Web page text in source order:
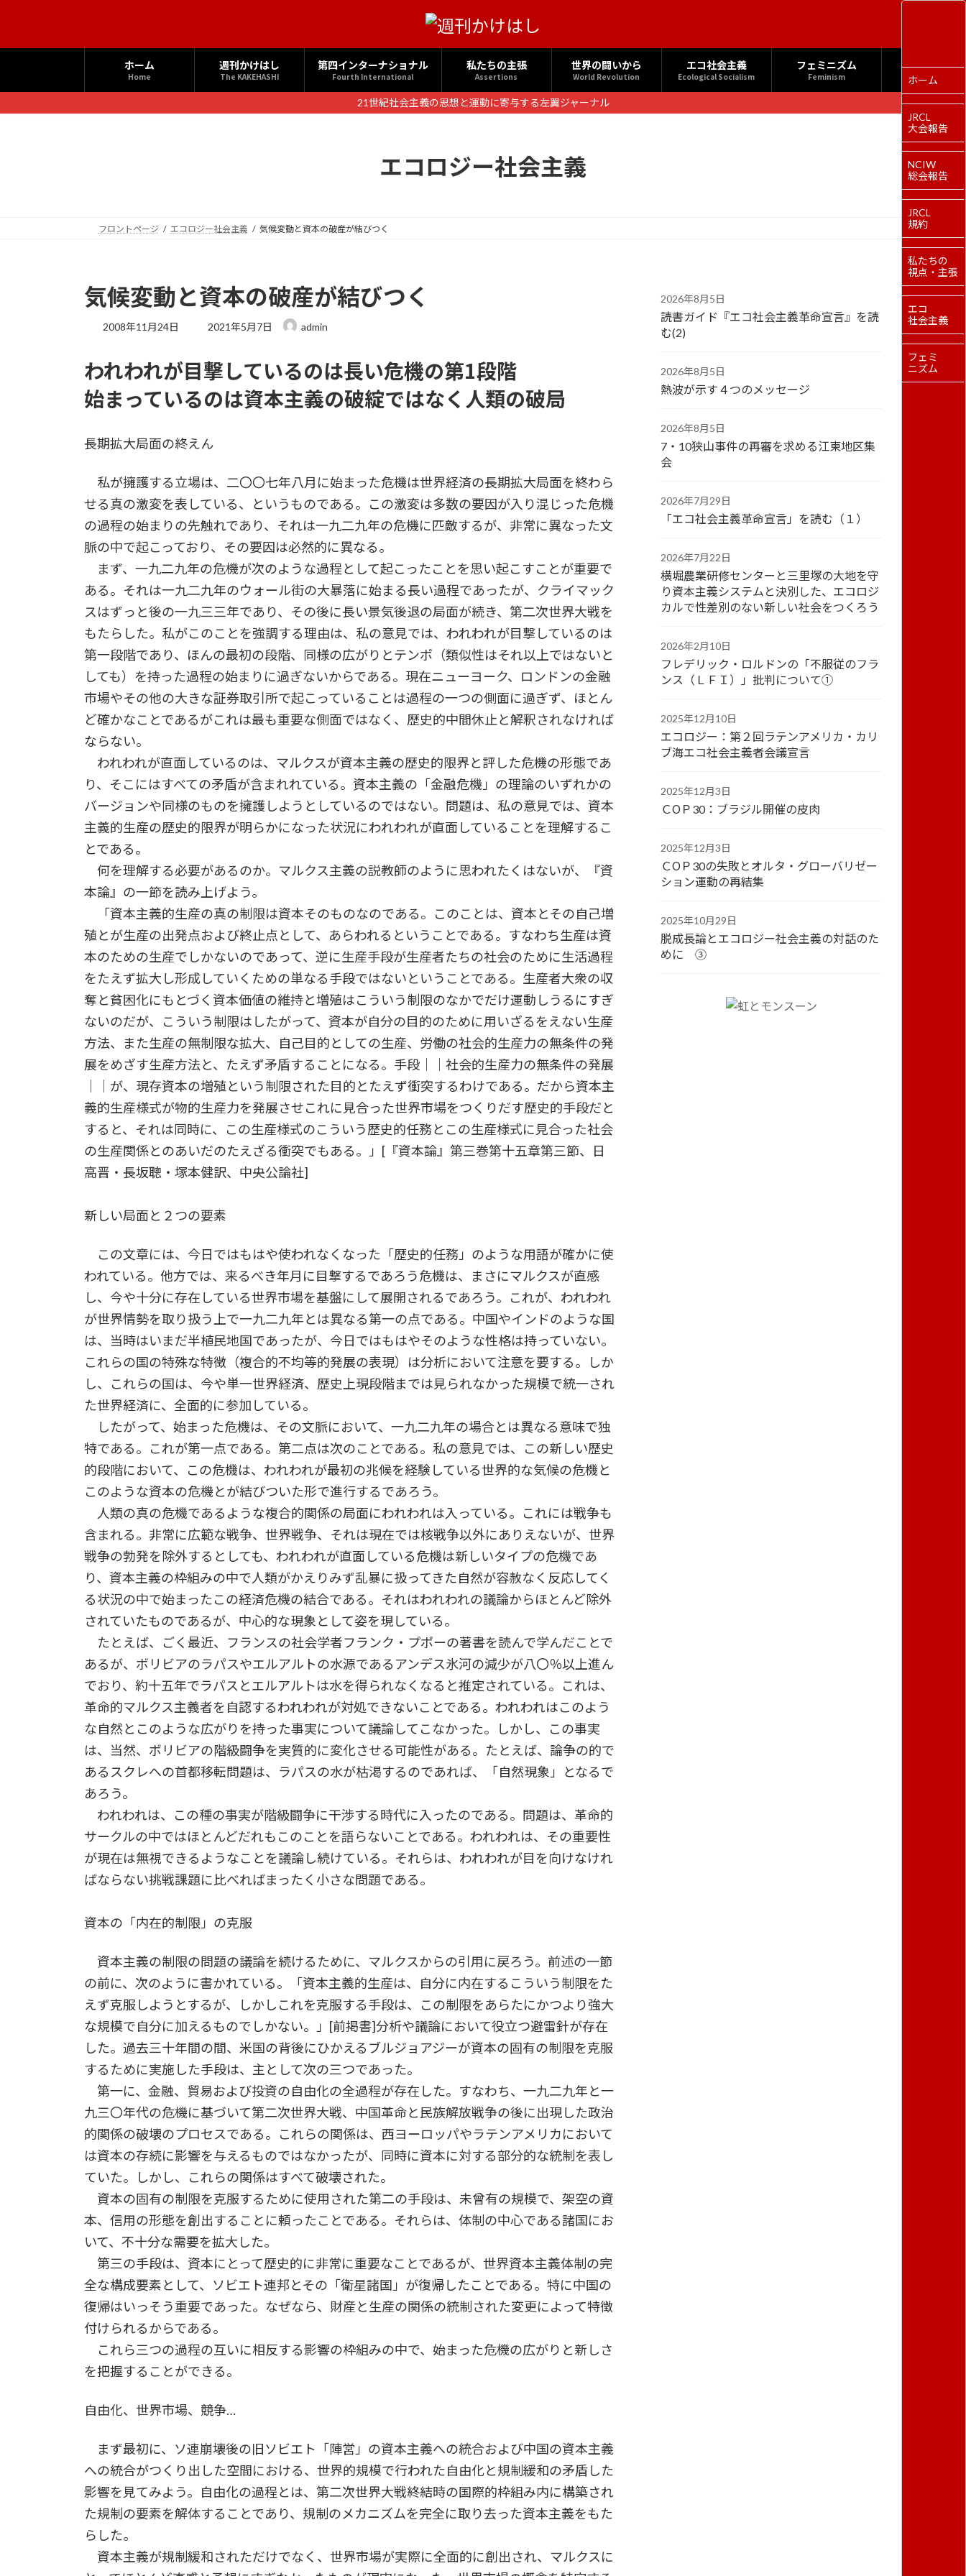
へ
ス
ョ
ン
ホーム
Home
週刊かけはし
The KAKEHASHI
第四インターナショナル
Fourth International
私たちの主張
Assertions
世界の闘いから
World Revolution
エコ社会主義
Ecological Socialism
フェミニズム
Feminism
21世紀社会主義の思想と運動に寄与する左翼ジャーナル
エコロジー社会主義
フロントページ エコロジー社会主義 気候変動と資本の破産が結びつく
気候変動と資本の破産が結びつく
2008年11月24日
最
新
日
時
:
2021年5月7日 admin
われわれが目撃しているのは長い危機の第1段階
始まっているのは資本主義の破綻ではなく人類の破局
長期拡大局面の終えん
私が擁護する立場は、二〇〇七年八月に始まった危機は世界経済の長期拡大局面を終わら
せる真の激変を表している、というものである。この激変は多数の要因が入り混じった危機
の過程の始まりの先触れであり、それは一九二九年の危機に匹敵するが、非常に異なった文
脈の中で起こっており、その要因は必然的に異なる。
まず、一九二九年の危機が次のような過程として起こったことを思い起こすことが重要で
ある。それは一九二九年のウォール街の大暴落に始まる長い過程であったが、クライマック
スはずっと後の一九三三年であり、その後に長い景気後退の局面が続き、第二次世界大戦を
もたらした。私がこのことを強調する理由は、私の意見では、われわれが目撃しているのは
第一段階であり、ほんの最初の段階、同様の広がりとテンポ（類似性はそれ以上ではないと
しても）を持った過程の始まりに過ぎないからである。現在ニューヨーク、ロンドンの金融
市場やその他の大きな証券取引所で起こっていることは過程の一つの側面に過ぎず、ほとん
ど確かなことであるがこれは最も重要な側面ではなく、歴史的中間休止と解釈されなければ
ならない。
われわれが直面しているのは、マルクスが資本主義の歴史的限界と評した危機の形態であ
り、そこにはすべての矛盾が含まれれている。資本主義の「金融危機」の理論のいずれかの
バージョンや同様のものを擁護しようとしているのではない。問題は、私の意見では、資本
主義的生産の歴史的限界が明らかになった状況にわれわれが直面していることを理解するこ
とである。
何を理解する必要があるのか。マルクス主義の説教師のように思われたくはないが、『資
本論』の一節を読み上げよう。
「資本主義的生産の真の制限は資本そのものなのである。このことは、資本とその自己増
殖とが生産の出発点および終止点として、あらわれるということである。すなわち生産は資
本のための生産でしかないのであって、逆に生産手段が生産者たちの社会のために生活過程
をたえず拡大し形成していくための単なる手段ではないということである。生産者大衆の収
奪と貧困化にもとづく資本価値の維持と増殖はこういう制限のなかでだけ運動しうるにすぎ
ないのだが、こういう制限はしたがって、資本が自分の目的のために用いざるをえない生産
方法、また生産の無制限な拡大、自己目的としての生産、労働の社会的生産力の無条件の発
展をめざす生産方法と、たえず矛盾することになる。手段││社会的生産力の無条件の発展
││が、現存資本の増殖という制限された目的とたえず衝突するわけである。だから資本主
義的生産様式が物的生産力を発展させこれに見合った世界市場をつくりだす歴史的手段だと
すると、それは同時に、この生産様式のこういう歴史的任務とこの生産様式に見合った社会
の生産関係とのあいだのたえざる衝突でもある。」[『資本論』第三巻第十五章第三節、日
高晋・長坂聰・塚本健訳、中央公論社]
新しい局面と２つの要素
この文章には、今日ではもはや使われなくなった「歴史的任務」のような用語が確かに使
われている。他方では、来るべき年月に目撃するであろう危機は、まさにマルクスが直感
し、今や十分に存在している世界市場を基盤にして展開されるであろう。これが、われわれ
が世界情勢を取り扱う上で一九二九年とは異なる第一の点である。中国やインドのような国
は、当時はいまだ半植民地国であったが、今日ではもはやそのような性格は持っていない。
これらの国の特殊な特徴（複合的不均等的発展の表現）は分析において注意を要する。しか
し、これらの国は、今や単一世界経済、歴史上現段階までは見られなかった規模で統一され
た世界経済に、全面的に参加している。
したがって、始まった危機は、その文脈において、一九二九年の場合とは異なる意味で独
特である。これが第一点である。第二点は次のことである。私の意見では、この新しい歴史
的段階において、この危機は、われわれが最初の兆候を経験している世界的な気候の危機と
このような資本の危機とが結びついた形で進行するであろう。
人類の真の危機であるような複合的関係の局面にわれわれは入っている。これには戦争も
含まれる。非常に広範な戦争、世界戦争、それは現在では核戦争以外にありえないが、世界
戦争の勃発を除外するとしても、われわれが直面している危機は新しいタイプの危機であ
り、資本主義の枠組みの中で人類がかえりみず乱暴に扱ってきた自然が容赦なく反応してく
る状況の中で始まったこの経済危機の結合である。それはわれわれの議論からほとんど除外
されていたものであるが、中心的な現象として姿を現している。
たとえば、ごく最近、フランスの社会学者フランク・プポーの著書を読んで学んだことで
あるが、ボリビアのラパスやエルアルトの水源であるアンデス氷河の減少が八〇％以上進ん
でおり、約十五年でラパスとエルアルトは水を得られなくなると推定されている。これは、
革命的マルクス主義者を自認するわれわれが対処できないことである。われわれはこのよう
な自然とこのような広がりを持った事実について議論してこなかった。しかし、この事実
は、当然、ボリビアの階級闘争を実質的に変化させる可能性がある。たとえば、論争の的で
あるスクレへの首都移転問題は、ラパスの水が枯渇するのであれば、「自然現象」となるで
あろう。
われわれは、この種の事実が階級闘争に干渉する時代に入ったのである。問題は、革命的
サークルの中ではほとんどだれもこのことを語らないことである。われわれは、その重要性
が現在は無視できるようなことを議論し続けている。それらは、われわれが目を向けなけれ
ばならない挑戦課題に比べればまったく小さな問題である。
資本の「内在的制限」の克服
資本主義の制限の問題の議論を続けるために、マルクスからの引用に戻ろう。前述の一節
の前に、次のように書かれている。「資本主義的生産は、自分に内在するこういう制限をた
えず克服しようとするが、しかしこれを克服する手段は、この制限をあらたにかつより強大
な規模で自分に加えるものでしかない。」[前掲書]分析や議論において役立つ避雷針が存在
した。過去三十年間の間、米国の背後にひかえるブルジョアジーが資本の固有の制限を克服
するために実施した手段は、主として次の三つであった。
第一に、金融、貿易および投資の自由化の全過程が存在した。すなわち、一九二九年と一
九三〇年代の危機に基づいて第二次世界大戦、中国革命と民族解放戦争の後に出現した政治
的関係の破壊のプロセスである。これらの関係は、西ヨーロッパやラテンアメリカにおいて
は資本の存続に影響を与えるものではなかったが、同時に資本に対する部分的な統制を表し
ていた。しかし、これらの関係はすべて破壊された。
資本の固有の制限を克服するために使用された第二の手段は、未曾有の規模で、架空の資
本、信用の形態を創出することに頼ったことである。それらは、体制の中心である諸国にお
いて、不十分な需要を拡大した。
第三の手段は、資本にとって歴史的に非常に重要なことであるが、世界資本主義体制の完
全な構成要素として、ソビエト連邦とその「衛星諸国」が復帰したことである。特に中国の
復帰はいっそう重要であった。なぜなら、財産と生産の関係の統制された変更によって特徴
付けられるからである。
これら三つの過程の互いに相反する影響の枠組みの中で、始まった危機の広がりと新しさ
を把握することができる。
自由化、世界市場、競争…
まず最初に、ソ連崩壊後の旧ソビエト「陣営」の資本主義への統合および中国の資本主義
への統合がつくり出した空間における、世界的規模で行われた自由化と規制緩和の矛盾した
影響を見てみよう。自由化の過程とは、第二次世界大戦終結時の国際的枠組み内に構築され
た規制の要素を解体することであり、規制のメカニズムを完全に取り去った資本主義をもた
らした。
資本主義が規制緩和されただけでなく、世界市場が実際に全面的に創出され、マルクスに
2026年8月5日
読書ガイド『エコ社会主義革命宣言』を読
む(2)
2026年8月5日
熱波が示す４つのメッセージ
2026年8月5日
7・10狭山事件の再審を求める江東地区集
会
2026年7月29日
「エコ社会主義革命宣言」を読む（１）
2026年7月22日
横堀農業研修センターと三里塚の大地を守
り資本主義システムと決別した、エコロジ
カルで性差別のない新しい社会をつくろう
2026年2月10日
フレデリック・ロルドンの「不服従のフラ
ンス（ＬＦＩ）」批判について①
2025年12月10日
エコロジー：第２回ラテンアメリカ・カリ
ブ海エコ社会主義者会議宣言
2025年12月3日
ＣОＰ30：ブラジル開催の皮肉
2025年12月3日
ＣОＰ30の失敗とオルタ・グローバリゼー
ション運動の再結集
2025年10月29日
脱成長論とエコロジー社会主義の対話のた
めに ③
ホーム
JRCL
大会報告
NCIW
総会報告
JRCL
規約
私たちの
視点・主張
エコ
社会主義
フェミ
ニズム